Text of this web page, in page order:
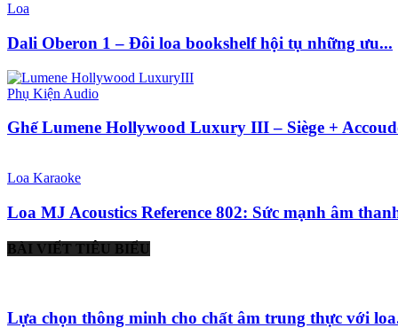
Loa
Dali Oberon 1 – Đôi loa bookshelf hội tụ những ưu...
Phụ Kiện Audio
Ghế Lumene Hollywood Luxury III – Siège +
Loa Karaoke
Loa MJ Acoustics Reference 802: Sức mạnh âm
BÀI VIẾT TIÊU BIỂU
Lựa chọn thông minh cho chất âm trung thực với